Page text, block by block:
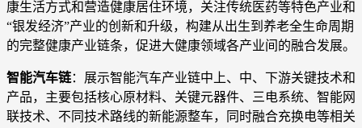
康生活方式和营造健康居住环境，关注传统医药等特色产业和
“银发经济”产业的创新和升级，构建从出生到养老全生命周期
的完整健康产业链条，促进大健康领域各产业间的融合发展。
智能汽车链：展示智能汽车产业链中上、中、下游关键技术和
产品，主要包括核心原材料、关键元器件、三电系统、智能网
联技术、不同技术路线的新能源整车，同时融合充换电等相关